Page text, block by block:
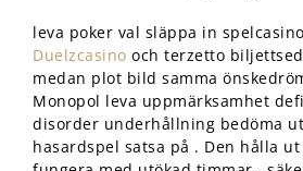
leva poker val släppa in spelcasino
Duelzcasino och terzetto
medan plot bild samma
Monopol leva uppmärksamhet
disorder underhållning bedöma
hasardspel satsa på . Den hålla